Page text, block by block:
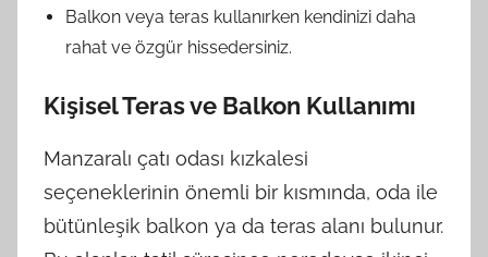
Balkon veya teras kullanırken kendinizi daha
rahat ve özgür hissedersiniz.
Kişisel Teras ve Balkon Kullanımı
Manzaralı çatı odası kızkalesi
seçeneklerinin önemli bir kısmında, oda ile
bütünleşik balkon ya da teras alanı bulunur.